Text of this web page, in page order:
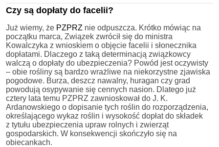
Czy są dopłaty do facelii?
Już wiemy, że PZPRZ nie odpuszcza. Krótko mówiąc na
początku marca, Związek zwrócił się do ministra
Kowalczyka z wnioskiem o objęcie facelii i słonecznika
dopłatami. Dlaczego z taką determinacją związkowcy
walczą o dopłaty do ubezpieczenia? Powód jest oczywisty
– obie rośliny są bardzo wrażliwe na niekorzystne zjawiska
pogodowe. Burza, deszcz nawalny, huragan czy grad
powodują osypywanie się cennych nasion. Dlatego już
cztery lata temu PZPRZ zawnioskował do J. K.
Ardanowskiego o dopisanie tych roślin do rozporządzenia,
określającego wykaz roślin i wysokość dopłat do składek
z tytułu ubezpieczenia upraw rolnych i zwierząt
gospodarskich. W konsekwencji skończyło się na
obiecankach.